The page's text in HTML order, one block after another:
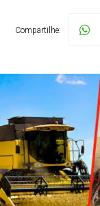
Compartilhe: